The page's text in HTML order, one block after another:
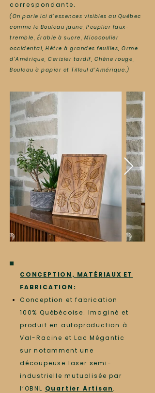
correspondante.
(On parle ici d'essences visibles au Québec
comme le Bouleau jaune, Peuplier faux-
tremble, Érable à sucre, Micocoulier
occidental, Hêtre à grandes feuilles, Orme
d'Amérique, Cerisier tardif, Chêne rouge,
Bouleau à papier et Tilleul d'Amérique.)
CONCEPTION, MATÉRIAUX ET
FABRICATION:
Conception et fabrication
100% Québécoise. Imaginé et
produit en autoproduction à
Val-Racine et Lac Mégantic
sur notamment une
découpeuse laser semi-
industrielle mutualisée par
l’OBNL Quartier Artisan.